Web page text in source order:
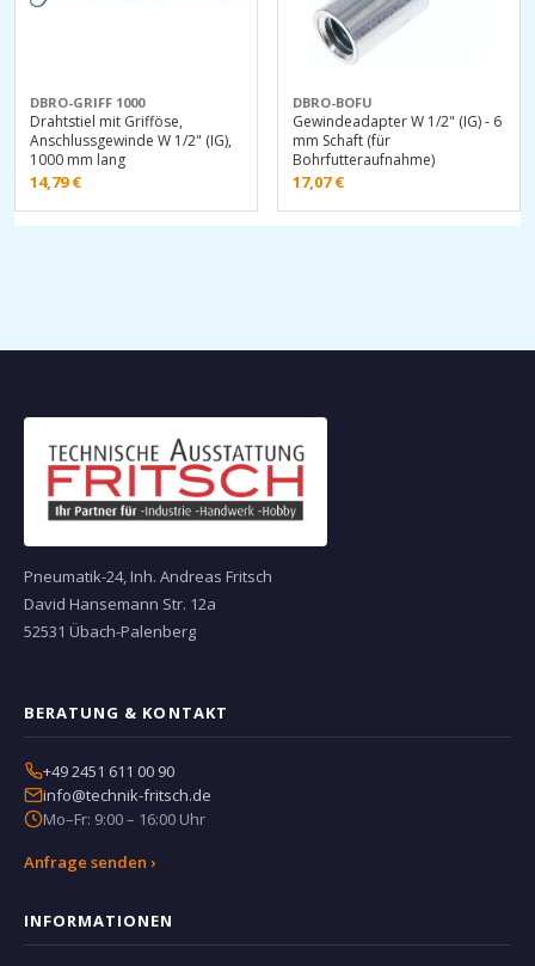
DBRO-GRIFF 1000
Drahtstiel mit Grifföse,
Anschlussgewinde W 1/2" (IG),
1000 mm lang
14,79€
DBRO-BOFU
Gewindeadapter W 1/2" (IG) - 6
mm Schaft (für
Bohrfutteraufnahme)
17,07€
Pneumatik-24, Inh. Andreas Fritsch
David Hansemann Str. 12a
52531 Übach-Palenberg
BERATUNG & KONTAKT
+49 2451 611 00 90
info@technik-fritsch.de
Mo–Fr: 9:00 – 16:00 Uhr
Anfrage senden ›
INFORMATIONEN